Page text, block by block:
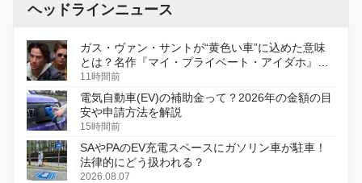
ヘッドラインニュース
ガス・ヴァン・サントが“黄色い車”に込めた意味
とは？名作『マイ・プライベート・アイダホ』が
初のデジタルリマスター版で復活
11時間前
電気自動車(EV)の補助金って？2026年の金額の目
安や申請方法を解説
15時間前
SAやPAのEV充電スペースにガソリン車が駐車！
法律的にどう扱われる？
2026.08.07